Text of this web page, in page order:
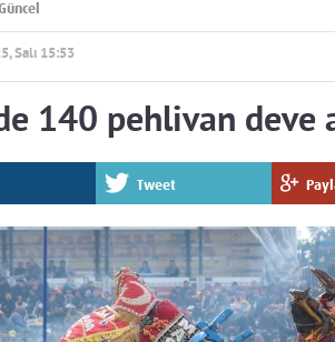
Salı 15:53
140 pehlivan deve
Tweet